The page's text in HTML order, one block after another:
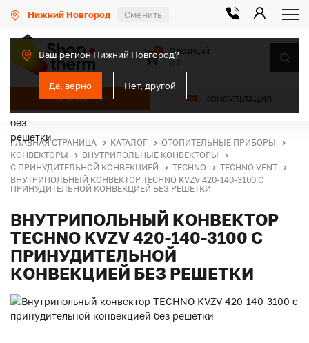
Нижний Новгород Сменить
Ваш регион Нижний Новгород?
Да, верно Нет, другой
КАТАЛОГ КОНСУЛЬТАЦИЯ
0
0 позиций
ГЛАВНАЯ СТРАНИЦА КАТАЛОГ
ОТОПИТЕЛЬНЫЕ ПРИБОРЫ
КОНВЕКТОРЫ
ВНУТРИПОЛЬНЫЕ КОНВЕКТОРЫ
С ПРИНУДИТЕЛЬНОЙ КОНВЕКЦИЕЙ
TECHNO
TECHNO VENT
ВНУТРИПОЛЬНЫЙ КОНВЕКТОР TECHNO KVZV 420-140-3100 С
ПРИНУДИТЕЛЬНОЙ КОНВЕКЦИЕЙ БЕЗ РЕШЕТКИ
ВНУТРИПОЛЬНЫЙ КОНВЕКТОР
TECHNO KVZV 420-140-3100 С
ПРИНУДИТЕЛЬНОЙ
КОНВЕКЦИЕЙ БЕЗ РЕШЕТКИ